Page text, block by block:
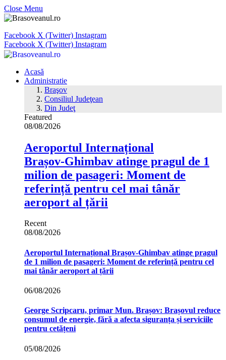
Close Menu
Facebook X (Twitter) Instagram
Facebook X (Twitter) Instagram
Acasă
Administratie
Braşov
Consiliul Judeţean
Din Judeţ
Featured
08/08/2026
Aeroportul Internațional
Brașov‑Ghimbav atinge pragul de 1
milion de pasageri: Moment de
referință pentru cel mai tânăr
aeroport al țării
Recent
08/08/2026
Aeroportul Internațional Brașov‑Ghimbav atinge pragul
de 1 milion de pasageri: Moment de referință pentru cel
mai tânăr aeroport al țării
06/08/2026
George Scripcaru, primar Mun. Brașov: Brașovul reduce
consumul de energie, fără a afecta siguranța și serviciile
pentru cetățeni
05/08/2026